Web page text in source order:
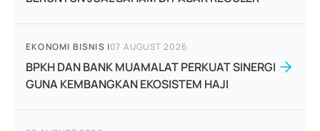
EKONOMI BISNIS |07 AUGUST 2026
BPKH DAN BANK MUAMALAT PERKUAT SINERGI
GUNA KEMBANGKAN EKOSISTEM HAJI